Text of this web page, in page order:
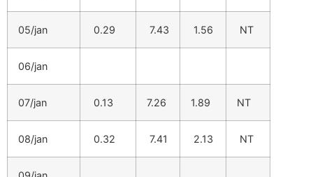
05/jan 0.29 7.43 1.56 NT
06/jan
07/jan 0.13 7.26 1.89 NT
08/jan 0.32 7.41 2.13 NT